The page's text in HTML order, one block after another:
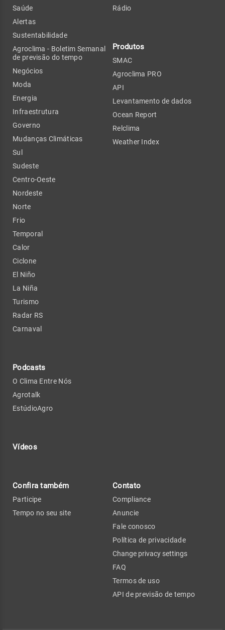
Saúde
Alertas
Sustentabilidade
Agroclima - Boletim Semanal
de previsão do tempo
Negócios
Moda
Energia
Infraestrutura
Governo
Mudanças Climáticas
Sul
Sudeste
Centro-Oeste
Nordeste
Norte
Frio
Temporal
Calor
Ciclone
El Niño
La Niña
Turismo
Radar RS
Carnaval
Podcasts
O Clima Entre Nós
Agrotalk
EstúdioAgro
Vídeos
Rádio
Produtos
SMAC
Agroclima PRO
API
Levantamento de dados
Ocean Report
Relclima
Weather Index
Confira também
Participe
Tempo no seu site
Contato
Compliance
Anuncie
Fale conosco
Política de privacidade
Change privacy settings
FAQ
Termos de uso
API de previsão de tempo